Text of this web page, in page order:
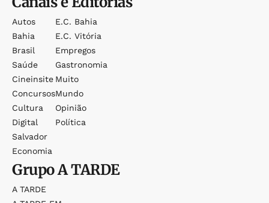
Autos
Bahia
Brasil
Saúde
Cineinsite
Concursos
Cultura
Digital
Salvador
Economia
E.c. Bahia
E.c. Vitória
Empregos
Gastronomia
Muito
Mundo
Opinião
Política
GrupoA TARDE
A TARDE